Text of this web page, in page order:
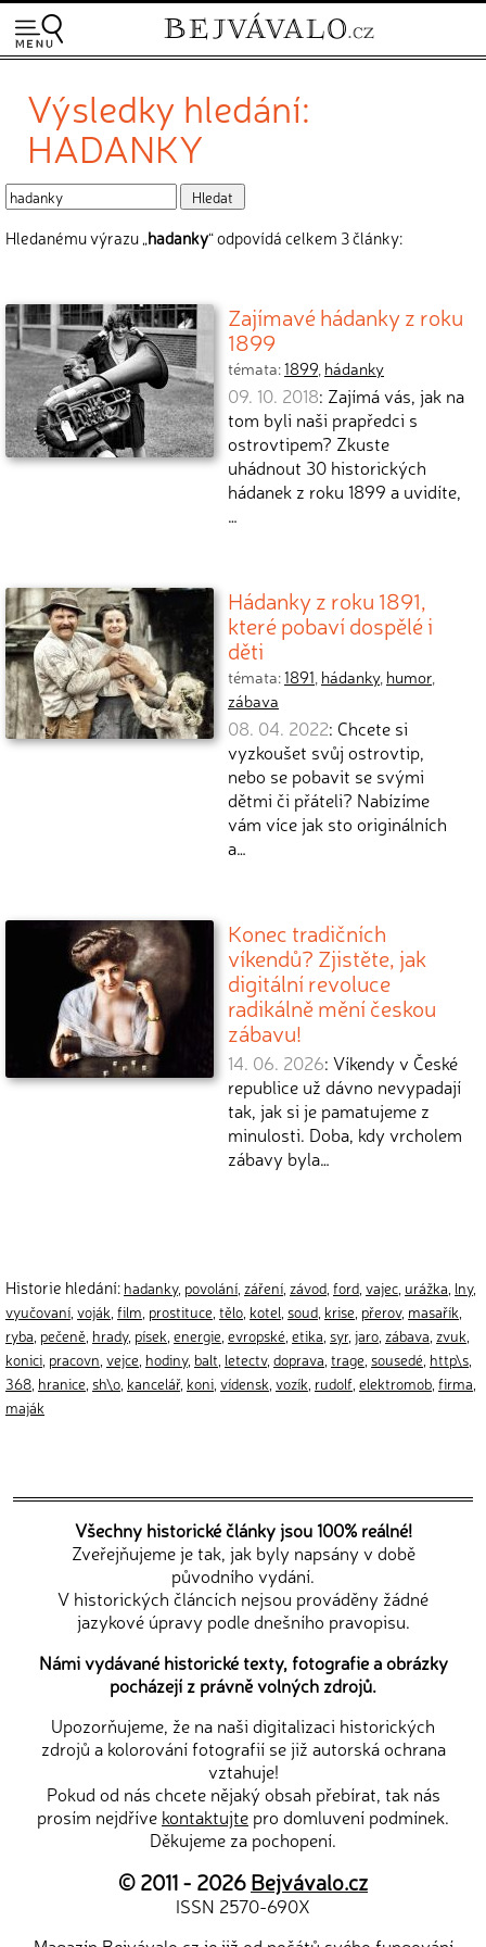
Výsledky hledání:
HADANKY
Hledanému výrazu „hadanky“ odpovídá celkem 3 články:
Zajímavé hádanky z roku
1899
témata:1899, hádanky
09. 10. 2018: Zajímá vás, jak na
tom byli naši prapředci s
ostrovtipem? Zkuste
uhádnout 30 historických
hádanek z roku 1899 a uvidíte,
…
Hádanky z roku 1891,
které pobaví dospělé i
děti
témata:1891, hádanky, humor,
zábava
08. 04. 2022: Chcete si
vyzkoušet svůj ostrovtip,
nebo se pobavit se svými
dětmi či přáteli? Nabízíme
vám více jak sto originálních
a…
Konec tradičních
víkendů? Zjistěte, jak
digitální revoluce
radikálně mění českou
zábavu!
14. 06. 2026: Víkendy v České
republice už dávno nevypadají
tak, jak si je pamatujeme z
minulosti. Doba, kdy vrcholem
zábavy byla…
Historie hledání: hadanky, povolání záření závod ford vajec urážka lny,
vyučovaní voják film prostituce tělo kotel soud krise přerov, masařík
ryba pečeně hrady, písek energie evropské etika syr, jaro zábava zvuk
konici pracovn vejce hodiny, balt letectv, doprava trage sousedé http\s
368 hranice sh\o kancelář, koni vídensk vozík rudolf elektromob firma
maják
Všechny historické články jsou 100% reálné!
Zveřejňujeme je tak, jak byly napsány v době
původního vydání.
V historických článcích nejsou prováděny žádné
jazykové úpravy podle dnešního pravopisu.
Námi vydávané historické texty, fotografie a obrázky
pocházejí z právně volných zdrojů.
Upozorňujeme, že na naši digitalizaci historických
zdrojů a kolorování fotografií se již autorská ochrana
vztahuje!
Pokud od nás chcete nějaký obsah přebírat, tak nás
prosím nejdříve kontaktujte pro domluvení podmínek.
Děkujeme za pochopení.
© 2011 - 2026Bejvávalo.cz
ISSN 2570-690X